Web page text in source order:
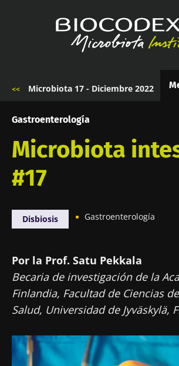
de
a
la
navegación
Microbiota 17 - Diciembre 2022
Gastroenterología
Microbiota
#17
Disbiosis Gastroenterología
Por la Prof. Satu Pekkala
Becaria de investigación de la
Finlandia, Facultad de Ciencias
Salud, Universidad de Jyväskylä,